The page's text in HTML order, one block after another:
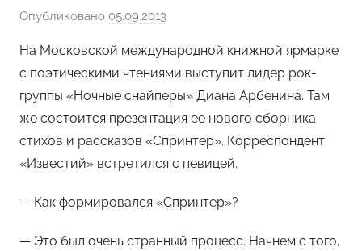
Опубликовано 05.09.2013
т
о
р
о
м
Х
м
л
На Московской международной книжной ярмарке
с поэтическими чтениями выступит лидер рок-
группы «Ночные снайперы» Диана Арбенина. Там
же состоится презентация ее нового сборника
стихов и рассказов «Спринтер». Корреспондент
«Известий» встретился с певицей.
— Как формировался «Спринтер»?
— Это был очень странный процесс. Начнем с того,